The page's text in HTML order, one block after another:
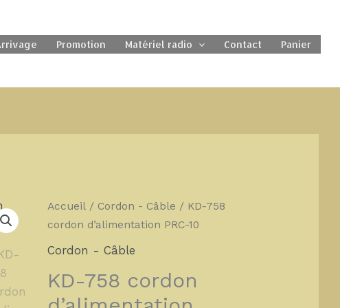
Promotion Matériel radio Contact Panier
Accueil/ Cordon - Câble / KD-758
cordon d’alimentation PRC-10
Cordon - Câble
KD-758 cordon